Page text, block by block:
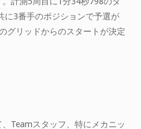
に3番手のポジションで予選が
グリッドからのスタートが決定
Teamスタッフ、特にメカニッ